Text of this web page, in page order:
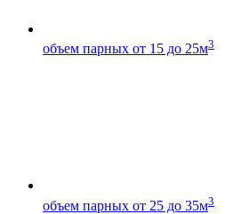
объем парных от 15 до 25м3
объем парных от 25 до 35м3